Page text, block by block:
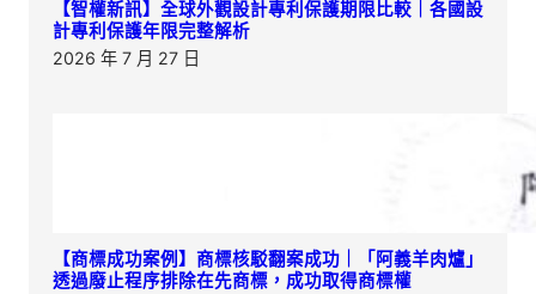
【智權新訊】全球外觀設計專利保護期限比較｜各國設
計專利保護年限完整解析
2026 年 7 月 27 日
【商標成功案例】商標核駁翻案成功｜「阿義羊肉爐」
透過廢止程序排除在先商標，成功取得商標權